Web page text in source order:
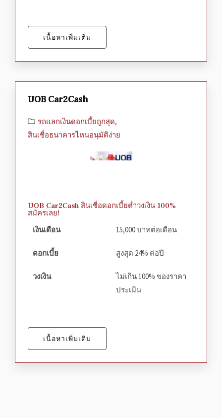
เนื้อหาเพิ่มเติม
UOB Car2Cash
รถแลกเงินดอกเบี้ยถูกสุด,
สินเชื่อธนาคารไหนอนุมัติง่าย
UOB Car2Cash สินเชื่อดอกเบี้ยต่ำวงเงิน 100%
สมัครเลย!
เงินเดือน
15,000 บาทต่อเดือน
ดอกเบี้ย สูงสุด 24% ต่อปี
วงเงิน
ไม่เกิน 100% ของราคา
ประเมิน
เนื้อหาเพิ่มเติม